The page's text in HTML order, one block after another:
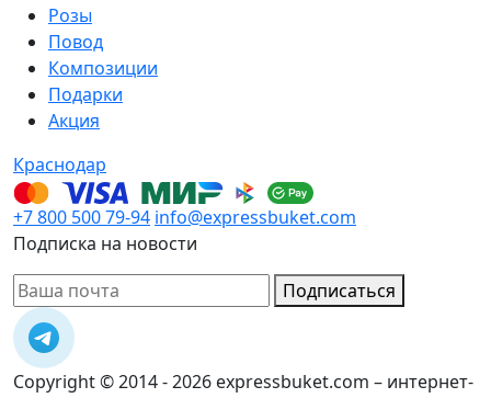
Розы
Повод
Композиции
Подарки
Акция
Краснодар
+7 800 500 79-94 info@expressbuket.com
Подписка на новости
Подписаться
Copyright © 2014 - 2026 expressbuket.com – интернет-